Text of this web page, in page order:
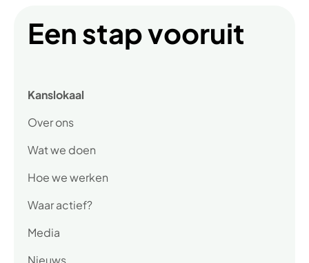
Een stap vooruit
Kanslokaal
Over ons
Wat we doen
Hoe we werken
Waar actief?
Media